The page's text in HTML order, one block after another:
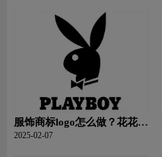
服饰商标logo怎么做？花花公
子等6款品牌logo设计
2025-02-07